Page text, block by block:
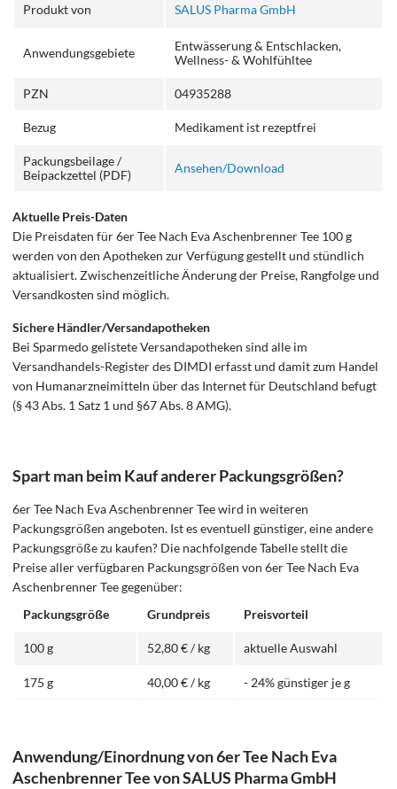
Produkt von SALUS Pharma GmbH
Anwendungsgebiete
Entwässerung & Entschlacken,
Wellness- & Wohlfühltee
PZN 04935288
Bezug Medikament ist rezeptfrei
Packungsbeilage /
Beipackzettel (PDF)
Ansehen/Download
Aktuelle Preis-Daten
Die Preisdaten für 6er Tee Nach Eva Aschenbrenner Tee 100 g
werden von den Apotheken zur Verfügung gestellt und stündlich
aktualisiert. Zwischenzeitliche Änderung der Preise, Rangfolge und
Versandkosten sind möglich.
Sichere Händler/Versandapotheken
Bei Sparmedo gelistete Versandapotheken sind alle im
Versandhandels-Register des DIMDI erfasst und damit zum Handel
von Humanarzneimitteln über das Internet für Deutschland befugt
(§ 43 Abs. 1 Satz 1 und §67 Abs. 8 AMG).
Spart man beim Kauf anderer Packungsgrößen?
6er Tee Nach Eva Aschenbrenner Tee wird in weiteren
Packungsgrößen angeboten. Ist es eventuell günstiger, eine andere
Packungsgröße zu kaufen? Die nachfolgende Tabelle stellt die
Preise aller verfügbaren Packungsgrößen von 6er Tee Nach Eva
Aschenbrenner Tee gegenüber:
Packungsgröße
Grundpreis Preisvorteil
100 g 52,80 € / kg aktuelle Auswahl
175 g 40,00 € / kg - 24% günstiger je g
Anwendung/Einordnung von 6er Tee Nach Eva
Aschenbrenner Tee von SALUS Pharma GmbH